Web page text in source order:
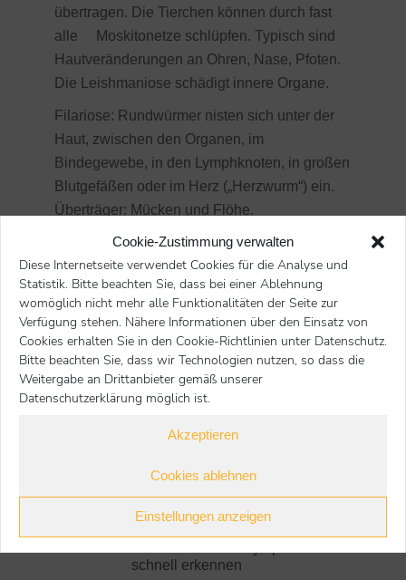
Cookie-Zustimmung verwalten
Diese Internetseite verwendet Cookies für die Analyse und
Statistik. Bitte beachten Sie, dass bei einer Ablehnung
womöglich nicht mehr alle Funktionalitäten der Seite zur
Verfügung stehen. Nähere Informationen über den Einsatz von
Cookies erhalten Sie in den Cookie-Richtlinien unter Datenschutz.
Bitte beachten Sie, dass wir Technologien nutzen, so dass die
Weitergabe an Drittanbieter gemäß unserer
Datenschutzerklärung möglich ist.
Akzeptieren
Cookies ablehnen
Einstellungen anzeigen
übertragen. Die Tierchen können durch fast
alle Moskitonetze schlüpfen. Typisch sind
Hautveränderungen an Ohren, Nase, Pfoten.
Die Leishmaniose schädigt innere Organe.
Filariose: Rundwürmer nisten sich unter der
Haut, zwischen den Organen, im
Bindegewebe, in den Lymphknoten, in großen
Blutgefäßen oder im Herz („Herzwurm“) ein.
Überträger: Mücken und Flöhe.
Sie befinden sich hier:
Start Hunde Gute Vorsorge für den Urlaub
Voriger Beitrag
Nächster Beitrag
zurück
Neueste Beiträge:
schnell erkennen